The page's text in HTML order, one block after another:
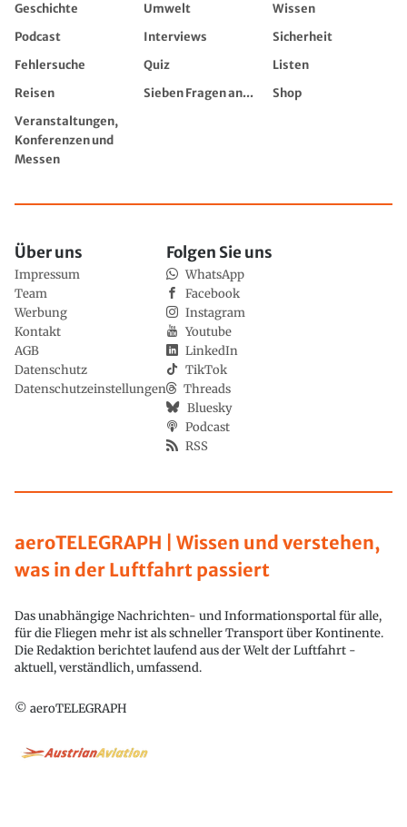
Geschichte Umwelt
Wissen
Podcast
Interviews
Sicherheit
Fehlersuche
Quiz
Listen
Reisen
Sieben Fragen an...
Shop
Veranstaltungen,
Konferenzen und
Messen
aeroTELEGRAPH | Wissen und verstehen,
was in der Luftfahrt passiert
Das unabhängige Nachrichten- und Informationsportal für alle,
für die Fliegen mehr ist als schneller Transport über Kontinente.
Die Redaktion berichtet laufend aus der Welt der Luftfahrt -
aktuell, verständlich, umfassend.
© aeroTELEGRAPH
Über uns
Impressum
Team
Werbung
Kontakt
AGB
Datenschutz
Datenschutzeinstellungen
Folgen Sie uns
WhatsApp
Facebook
Instagram
Youtube
LinkedIn
TikTok
Threads
Bluesky
Podcast
RSS